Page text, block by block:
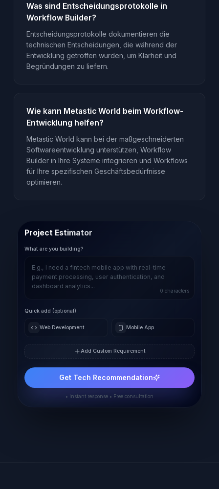
Was sind Entscheidungsprotokolle in
Workflow Builder?
Entscheidungsprotokolle dokumentieren die
technischen Entscheidungen, die während der
Entwicklung getroffen wurden, um Klarheit und
Begründungen zu liefern.
Wie kann Metastic World beim Workflow-
Entwicklung helfen?
Metastic World kann bei der maßgeschneiderten
Softwareentwicklung unterstützen, Workflow
Builder in Ihre Systeme integrieren und Workflows
für Ihre spezifischen Geschäftsbedürfnisse
optimieren.
Project Estimator
What are you building?
0 characters
Quick add (optional)
Web Development Mobile App
Add Custom Requirement
Get Tech Recommendation
• Instant response • Free consultation